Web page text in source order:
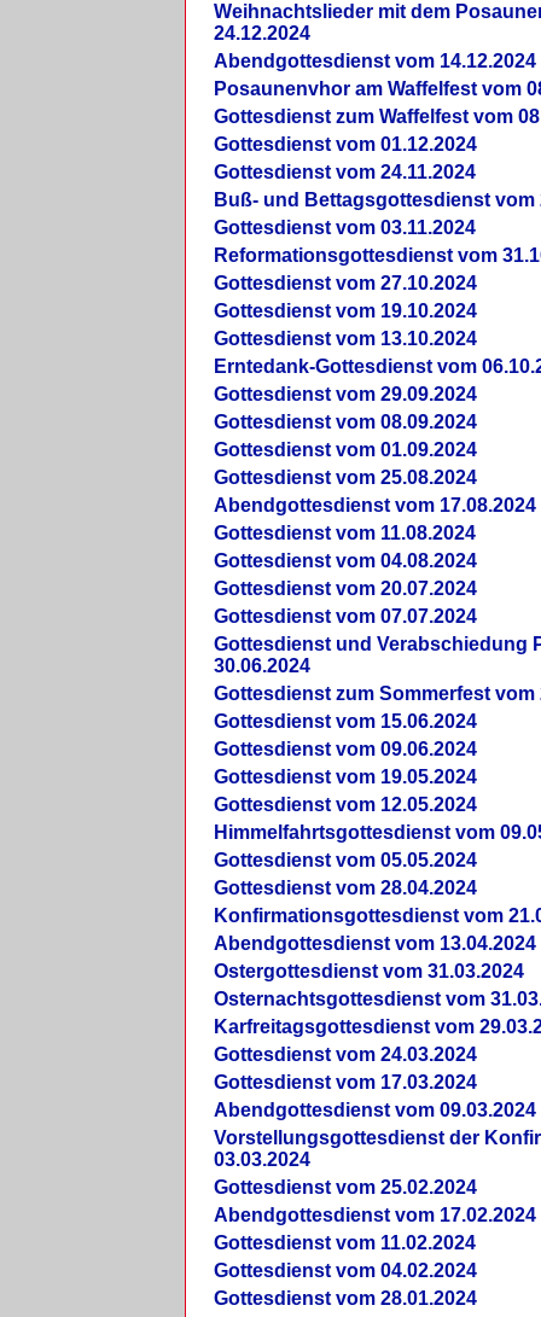
Weihnachtslieder mit dem
24.12.2024
Abendgottesdienst vom 14.12.2024
Posaunenvhor am Waffelfest vom
Gottesdienst zum Waffelfest vom
Gottesdienst vom 01.12.2024
Gottesdienst vom 24.11.2024
Buß- und Bettagsgottesdienst vom
Gottesdienst vom 03.11.2024
Reformationsgottesdienst vom
Gottesdienst vom 27.10.2024
Gottesdienst vom 19.10.2024
Gottesdienst vom 13.10.2024
Erntedank-Gottesdienst vom
Gottesdienst vom 29.09.2024
Gottesdienst vom 08.09.2024
Gottesdienst vom 01.09.2024
Gottesdienst vom 25.08.2024
Abendgottesdienst vom 17.08.2024
Gottesdienst vom 11.08.2024
Gottesdienst vom 04.08.2024
Gottesdienst vom 20.07.2024
Gottesdienst vom 07.07.2024
Gottesdienst und Verabschiedung
30.06.2024
Gottesdienst zum Sommerfest vom
Gottesdienst vom 15.06.2024
Gottesdienst vom 09.06.2024
Gottesdienst vom 19.05.2024
Gottesdienst vom 12.05.2024
Himmelfahrtsgottesdienst vom
Gottesdienst vom 05.05.2024
Gottesdienst vom 28.04.2024
Konfirmationsgottesdienst vom
Abendgottesdienst vom 13.04.2024
Ostergottesdienst vom 31.03.2024
Osternachtsgottesdienst vom
Karfreitagsgottesdienst vom
Gottesdienst vom 24.03.2024
Gottesdienst vom 17.03.2024
Abendgottesdienst vom 09.03.2024
Vorstellungsgottesdienst der
03.03.2024
Gottesdienst vom 25.02.2024
Abendgottesdienst vom 17.02.2024
Gottesdienst vom 11.02.2024
Gottesdienst vom 04.02.2024
Gottesdienst vom 28.01.2024